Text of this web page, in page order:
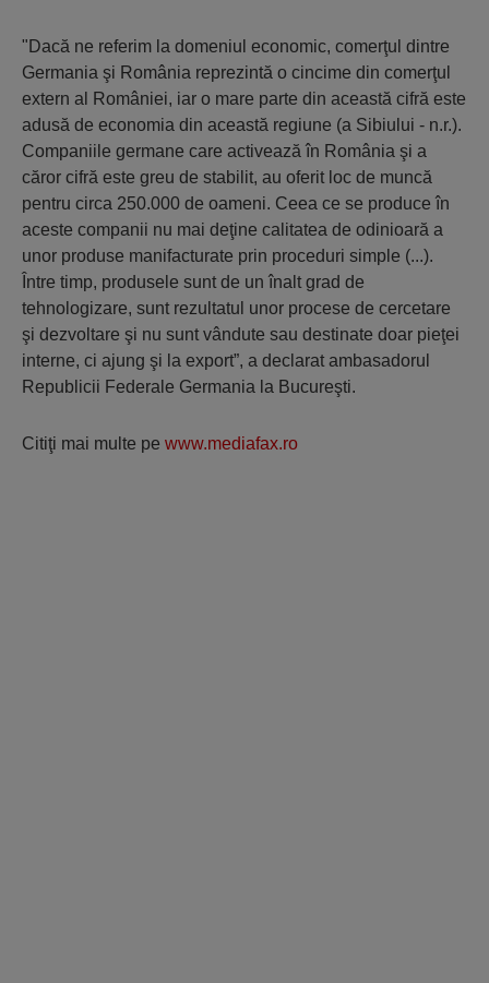
"Dacă ne referim la domeniul economic, comerţul dintre
Germania şi România reprezintă o cincime din comerţul
extern al României, iar o mare parte din această cifră este
adusă de economia din această regiune (a Sibiului - n.r.).
Companiile germane care activează în România şi a
căror cifră este greu de stabilit, au oferit loc de muncă
pentru circa 250.000 de oameni. Ceea ce se produce în
aceste companii nu mai deţine calitatea de odinioară a
unor produse manifacturate prin proceduri simple (...).
Între timp, produsele sunt de un înalt grad de
tehnologizare, sunt rezultatul unor procese de cercetare
şi dezvoltare şi nu sunt vândute sau destinate doar pieţei
interne, ci ajung şi la export”, a declarat ambasadorul
Republicii Federale Germania la Bucureşti.
Citiţi mai multe pe www.mediafax.ro